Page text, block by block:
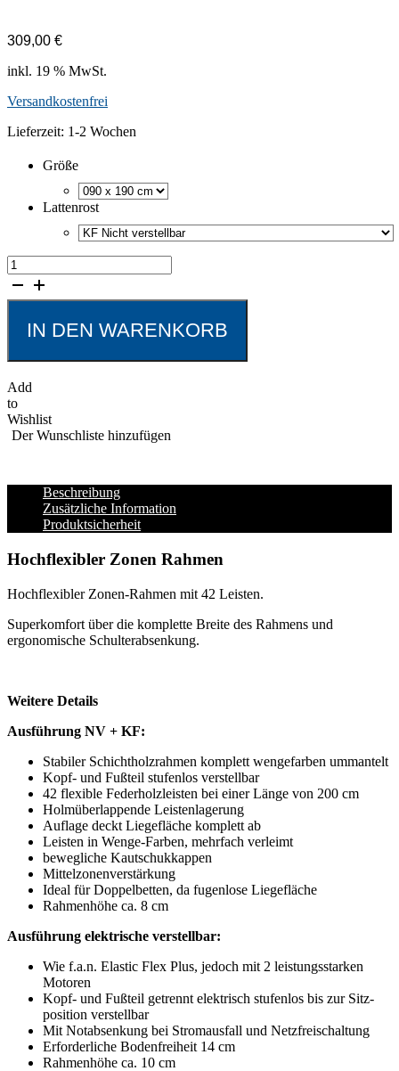
309,00 €
inkl. 19 % MwSt.
Versandkostenfrei
Lieferzeit: 1-2 Wochen
Größe
Lattenrost
f.a.n.
Elastik
42
Menge
IN DEN WARENKORB
Add
to
Wishlist
Der Wunschliste hinzufügen
Beschreibung
Zusätzliche Information
Produktsicherheit
Hochflexibler Zonen Rahmen
Hochflexibler Zonen-Rahmen mit 42 Leisten.
Superkomfort über die komplette Breite des Rahmens und
ergonomische Schulterabsenkung.
Weitere Details
Ausführung NV + KF:
Stabiler Schichtholzrahmen komplett wengefarben ummantelt
Kopf- und Fußteil stufenlos verstellbar
42 flexible Federholzleisten bei einer Länge von 200 cm
Holmüberlappende Leistenlagerung
Auflage deckt Liegefläche komplett ab
Leisten in Wenge-Farben, mehrfach verleimt
bewegliche Kautschukkappen
Mittelzonenverstärkung
Ideal für Doppelbetten, da fugenlose Liegefläche
Rahmenhöhe ca. 8 cm
Ausführung elektrische verstellbar:
Wie f.a.n. Elastic Flex Plus, jedoch mit 2 leistungsstarken
Motoren
Kopf- und Fußteil getrennt elektrisch stufenlos bis zur Sitz-
position verstellbar
Mit Notabsenkung bei Stromausfall und Netzfreischaltung
Erforderliche Bodenfreiheit 14 cm
Rahmenhöhe ca. 10 cm